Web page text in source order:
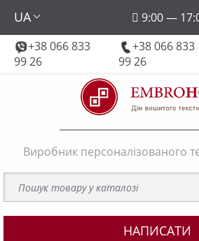
UA
9:00 —
+38 066 833
99 26
+38 066 833
99 26
Виробник персоналізованого
НАПИСАТИ